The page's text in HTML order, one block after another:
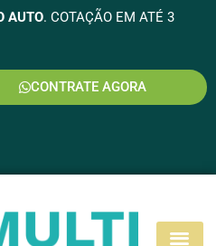
AUTO. COTAÇÃO EM ATÉ 3
CONTRATE AGORA
O MOTO